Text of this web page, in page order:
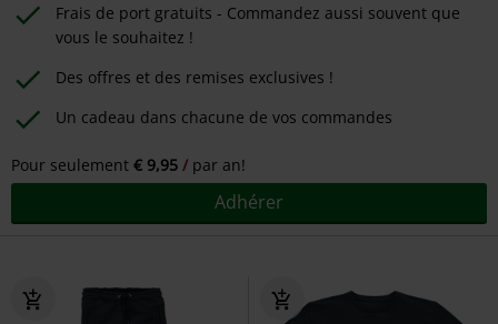
Frais de port gratuits - Commandez aussi souvent que
vous le souhaitez !
Des offres et des remises exclusives !
Un cadeau dans chacune de vos commandes
Pour seulement € 9,95 par an!
Adhérer